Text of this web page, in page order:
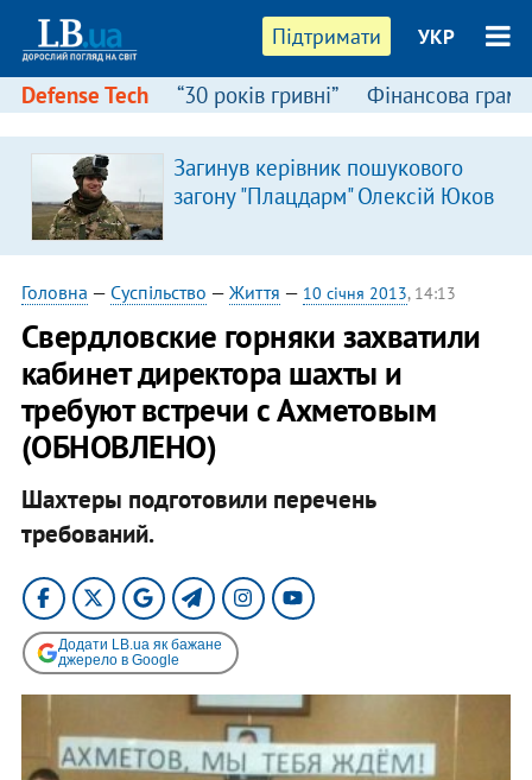
Підтримати УКР
Defense Tech “30 років гривні” Фінансова
Загинув керівник пошукового
загону "Плацдарм" Олексій Юков
Головна — Суспільство — Життя — 10 січня 2013, 14:13
Свердловские горняки захватили
кабинет директора шахты и
требуют встречи с Ахметовым
(ОБНОВЛЕНО)
Шахтеры подготовили перечень
требований.
Додати LB.ua як бажане
джерело в Google